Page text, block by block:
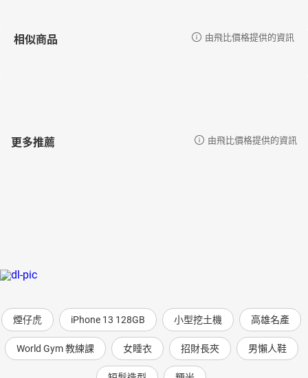
相似商品 由飛比價格提供的資訊
更多推薦 由飛比價格提供的資訊
煙仔虎 iPhone 13 128GB 小型挖土機 高雄名產
World Gym 教練課 女睡衣 招財長夾 男懶人鞋